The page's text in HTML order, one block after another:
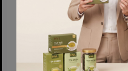
HVL VIỆT NAM —